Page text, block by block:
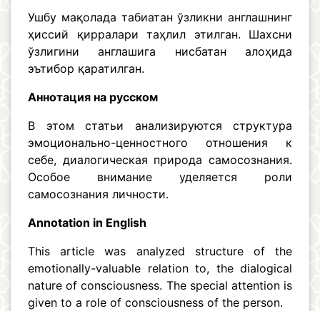
Ушбу мақолада табиатан ўзликни англашнинг
ҳиссий қирралари таҳлил этилган. Шахсни
ўзлигини англашига нисбатан алоҳида
эътибор қаратилган.
Аннотация на русском
В этом статьи анализируются структура
эмоционально-ценностного отношения к
себе, диалогическая природа самосознания.
Особое внимание уделяется роли
самосознания личности.
Аnnotation in English
This article was analyzed structure of the
emotionally-valuable relation to, the dialogical
nature of consciousness. The special attention is
given to a role of consciousness of the person.